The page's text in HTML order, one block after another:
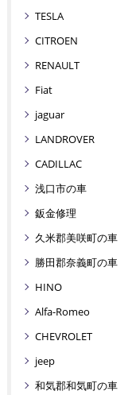
TESLA
CITROEN
RENAULT
Fiat
jaguar
LANDROVER
CADILLAC
浅口市の車
鈑金修理
久米郡美咲町の車
勝田郡奈義町の車
HINO
Alfa-Romeo
CHEVROLET
jeep
和気郡和気町の車